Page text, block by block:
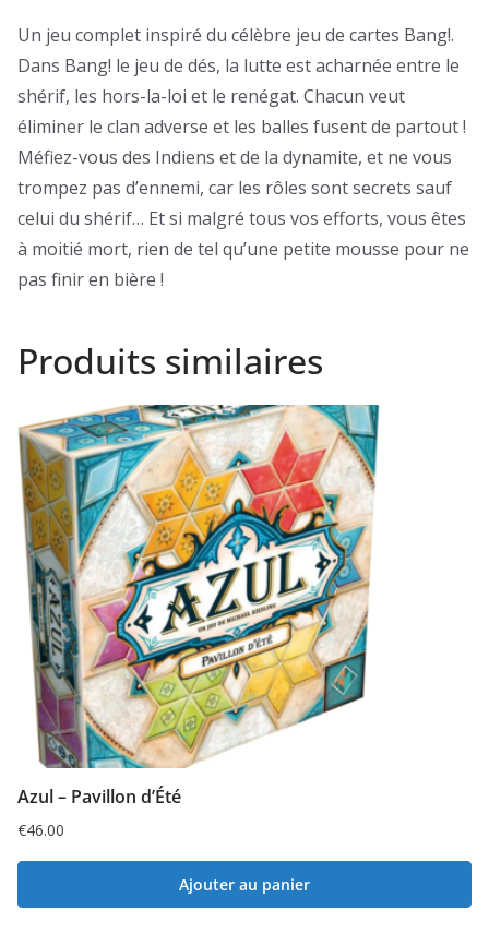
Un jeu complet inspiré du célèbre jeu de cartes Bang!.
Dans Bang! le jeu de dés, la lutte est acharnée entre le
shérif, les hors-la-loi et le renégat. Chacun veut
éliminer le clan adverse et les balles fusent de partout !
Méfiez-vous des Indiens et de la dynamite, et ne vous
trompez pas d’ennemi, car les rôles sont secrets sauf
celui du shérif… Et si malgré tous vos efforts, vous êtes
à moitié mort, rien de tel qu’une petite mousse pour ne
pas finir en bière !
Produits similaires
Azul – Pavillon d’Été
€46.00
Ajouter au panier